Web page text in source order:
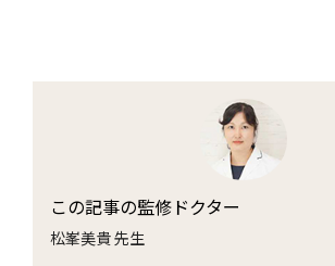
この記事の監修ドクター
松峯美貴 先生